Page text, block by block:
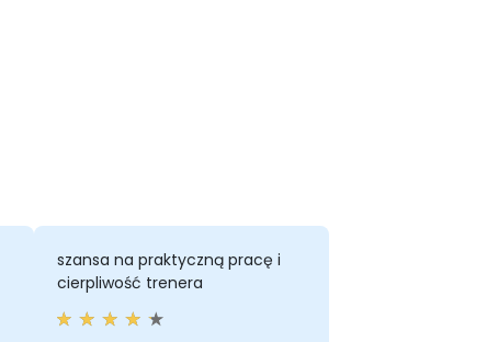
szansa na praktyczną pracę i
cierpliwość trenera